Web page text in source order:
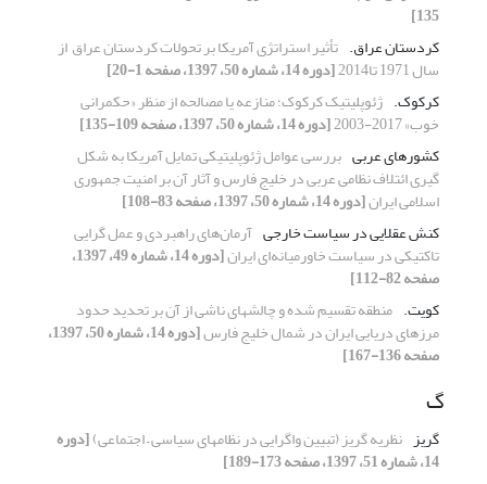
135]
کردستان عراق.‏ تأثیر استراتژی آمریکا بر تحولات کردستان عراق ‏ از
سال 1971 تا2014‏
[دوره 14، شماره 50، 1397، صفحه 1-20]
کرکوک.‏ ژئوپلیتیک کرکوک؛ منازعه یا مصالحه از منظر «حکمرانی
خوب» 2017-2003‏
[دوره 14، شماره 50، 1397، صفحه 109-135]
کشورهای عربی بررسی عوامل ژئوپلیتیکی تمایل آمریکا به شکل
گیری ائتلاف نظامی عربی ‏در خلیج فارس و آثار آن بر امنیت جمهوری
اسلامی ایران[دوره 14، شماره 50، 1397، صفحه 83-108]
کنش عقلایی در سیاست خارجی آرمان‌های راهبردی و عمل گرایی
تاکتیکی در سیاست خاورمیانه‌ای ایران [دوره 14، شماره 49، 1397،
صفحه 82-112]
کویت.‏ منطقه تقسیم شده و چالشهای ناشی از آن بر تحدید حدود
مرزهای ‏دریایی ایران در شمال خلیج فارس [دوره 14، شماره 50، 1397،
صفحه 136-167]
گ
گریز نظریه گریز (تبیین واگرایی در نظامهای سیاسی – اجتماعی)[دوره
14، شماره 51، 1397، صفحه 173-189]